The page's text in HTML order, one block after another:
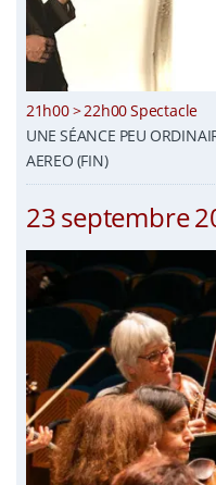
21h00 > 22h00 Spectacle
UNE SÉANCE PEU
AEREO (FIN)
23 septembre